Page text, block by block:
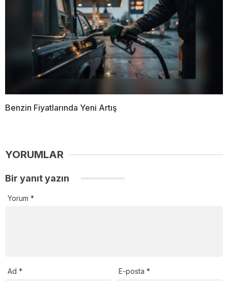
Benzin Fiyatlarında Yeni Artış
YORUMLAR
Bir yanıt yazın
Yorum *
Ad * E-posta*